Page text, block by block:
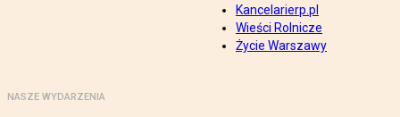
Kancelarierp.pl
Wieści Rolnicze
Życie Warszawy
NASZE WYDARZENIA